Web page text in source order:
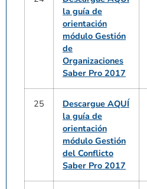
la guía de
orientación
módulo Gestión
de
Organizaciones
Saber Pro 2017
25
Descargue AQUÍ
la guía de
orientación
módulo Gestión
del Conflicto
Saber Pro 2017